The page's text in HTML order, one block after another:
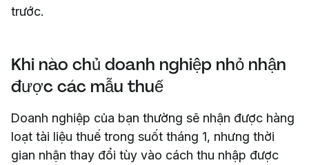
trước.
Khi nào chủ doanh nghiệp nhỏ nhận
được các mẫu thuế
Doanh nghiệp của bạn thường sẽ nhận được hàng
loạt tài liệu thuế trong suốt tháng 1, nhưng thời
gian nhận thay đổi tùy vào cách thu nhập được